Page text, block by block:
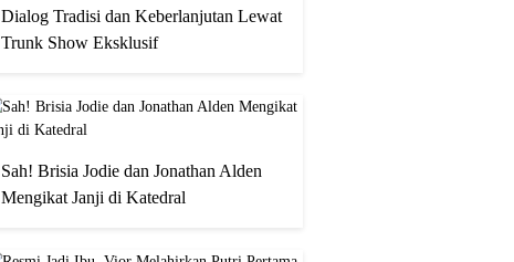
Dialog Tradisi dan Keberlanjutan Lewat
Trunk Show Eksklusif
Sah! Brisia Jodie dan Jonathan Alden
Mengikat Janji di Katedral